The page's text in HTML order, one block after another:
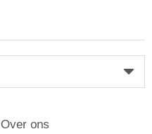
Over ons